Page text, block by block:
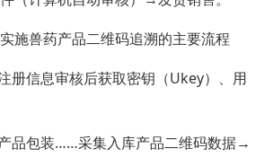
施兽药产品二维码追溯的主要流程
册信息审核后获取密钥（Ukey）、用
品包装……采集入库产品二维码数据→